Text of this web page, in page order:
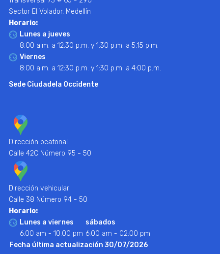
Sector El Volador, Medellín
Horario:
Lunes a jueves
8:00 a.m. a 12:30 p.m. y 1:30 p.m. a 5:15 p.m.
Viernes
8:00 a.m. a 12:30 p.m. y 1:30 p.m. a 4:00 p.m.
Sede Ciudadela Occidente
Dirección peatonal
Calle 42C Número 95 - 50
Dirección vehicular
Calle 38 Número 94 - 50
Horario:
Lunes a viernes
6:00 am - 10:00 pm
sábados
6:00 am - 02:00 pm
Fecha última actualización 30/07/2026